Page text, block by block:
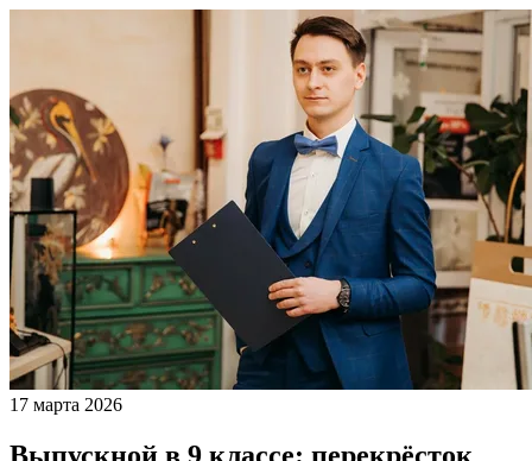
17 марта 2026